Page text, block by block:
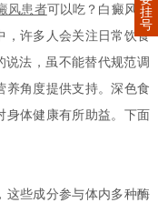
风患者可以吃？白癜风作
，许多人会关注日常饮食
说法，虽不能替代规范调
养角度提供支持。深色食
身体健康有所助益。下面
些成分参与体内多种酶
挂
号